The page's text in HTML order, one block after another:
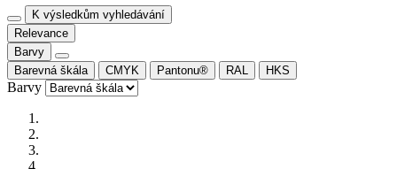
K výsledkům vyhledávání
Relevance
Barvy
Barevná škála
CMYK Pantonu® RAL HKS
Barvy